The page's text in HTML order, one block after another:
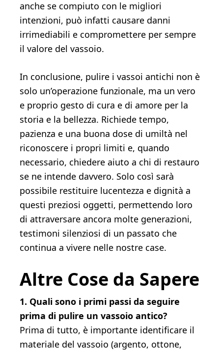
anche se compiuto con le migliori
intenzioni, può infatti causare danni
irrimediabili e compromettere per sempre
il valore del vassoio.
In conclusione, pulire i vassoi antichi non è
solo un’operazione funzionale, ma un vero
e proprio gesto di cura e di amore per la
storia e la bellezza. Richiede tempo,
pazienza e una buona dose di umiltà nel
riconoscere i propri limiti e, quando
necessario, chiedere aiuto a chi di restauro
se ne intende davvero. Solo così sarà
possibile restituire lucentezza e dignità a
questi preziosi oggetti, permettendo loro
di attraversare ancora molte generazioni,
testimoni silenziosi di un passato che
continua a vivere nelle nostre case.
Altre Cose da Sapere
1. Quali sono i primi passi da seguire
prima di pulire un vassoio antico?
Prima di tutto, è importante identificare il
materiale del vassoio (argento, ottone,